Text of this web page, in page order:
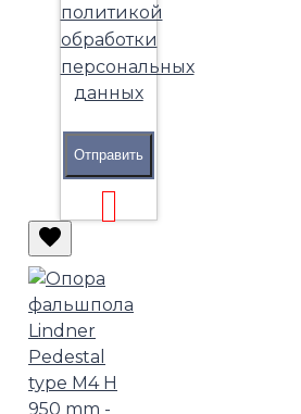
политикой
обработки
персональных
данных
Отправить